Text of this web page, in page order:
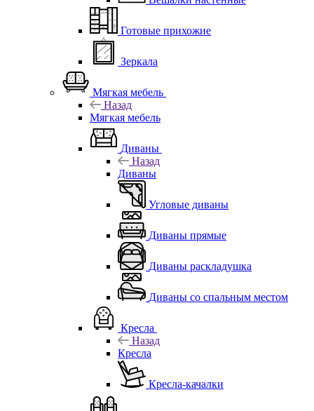
Готовые прихожие
Зеркала
Мягкая мебель
Назад
Мягкая мебель
Диваны
Назад
Диваны
Угловые диваны
Диваны прямые
Диваны раскладушка
Диваны со спальным местом
Кресла
Назад
Кресла
Кресла-качалки